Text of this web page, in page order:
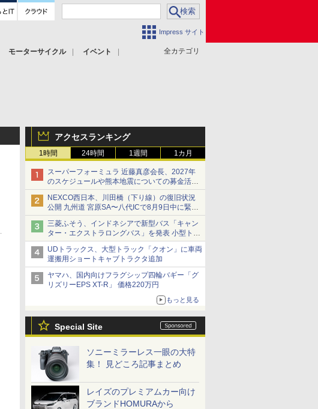
Impress サイト
全カテゴリ
モーターサイクル
イベント
アクセスランキング
1時間 24時間 1週間 1カ月
スーパーフォーミュラ 近藤真彦会長、2027年
のスケジュールや熊本地震についての募金活動
を紹介
NEXCO西日本、川田橋（下り線）の復旧状況
公開 九州道 宮原SA〜八代ICで8月9日中に緊急
車両を通行可能に
三菱ふそう、インドネシアで新型バス「キャン
ター・エクストラロングバス」を発表 小型トラ
ックベースの観光・旅客輸送向けバス
UDトラックス、大型トラック「クオン」に車両
運搬用ショートキャブトラクタ追加
ヤマハ、国内向けフラグシップ四輪バギー「グ
リズリーEPS XT-R」 価格220万円
もっと見る
Special Site
ソニーミラーレス一眼の大特
集！ 見どころ記事まとめ
レイズのプレミアムカー向け
ブランドHOMURAから